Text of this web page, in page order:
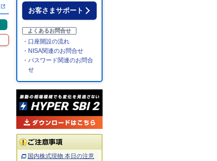
お客さまサポート
よくあるお問合せ
・口座開設の流れ
・NISA関連のお問合せ
・パスワード関連のお問合
せ
国内株式現物 本日の注意